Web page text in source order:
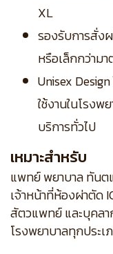
XL
รองรับการสั่ง
หรือเล็กกว่าม
Unisex
ใช้งานในโรงพ
บริการทั่วไป
เหมาะสำหรับ
แพทย์ พยาบาล ทัน
เจ้าหน้าที่ห้องผ่าตัด
สัตวแพทย์ และบุคล
โรงพยาบาลทุกประเ